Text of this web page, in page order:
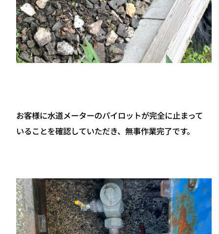
お客様に水道メーターのパイロットが完全に止まって
いることを確認していただき、無事作業完了です。